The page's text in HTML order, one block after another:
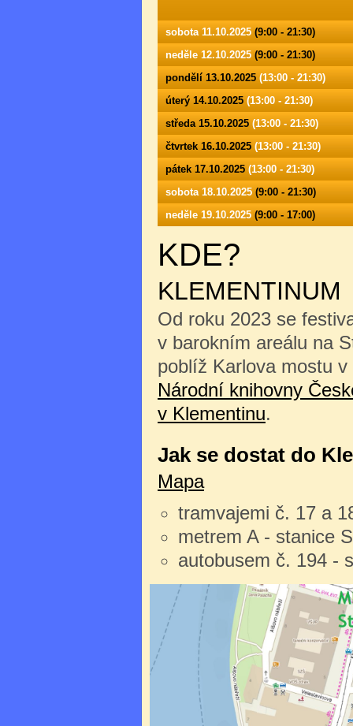
sobota 11.10.2025 (9:00 - 21:30)
neděle 12.10.2025 (9:00 - 21:30)
pondělí 13.10.2025 (13:00 - 21:30)
úterý 14.10.2025 (13:00 - 21:30)
středa 15.10.2025 (13:00 - 21:30)
čtvrtek 16.10.2025 (13:00 - 21:30)
pátek 17.10.2025 (13:00 - 21:30)
sobota 18.10.2025 (9:00 - 21:30)
neděle 19.10.2025 (9:00 - 17:00)
KDE?
KLEMENTINUM
Od roku 2023 se
v barokním areálu na
poblíž Karlova mostu
Národní knihovny
v Klementinu.
Jak se dostat do
Mapa
tramvajemi č. 17 a
metrem A - stanice
autobusem č. 194 -